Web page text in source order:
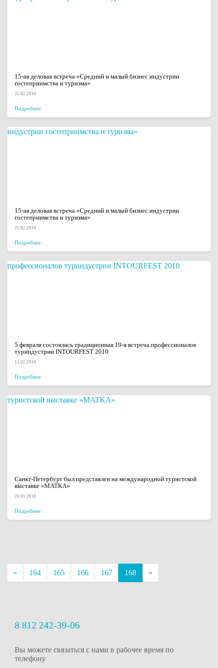
15-ая деловая встреча «Средний и малый бизнес индустрии
гостеприимства и туризма»
25.02.2010
Подробнее
15-ая деловая встреча «Средний и малый бизнес индустрии
гостеприимства и туризма»
25.02.2010
Подробнее
5 февраля состоялась традиционная 19-я встреча профессионалов
туриндустрии INTOURFEST 2010
11.02.2010
Подробнее
Санкт-Петербург был представлен на международной туристской
выставке «MATKA»
26.01.2010
Подробнее
« 164 165 166 167 168 »
8 812 242-39-06
Вы можете связаться с нами в рабочее время по
телефону